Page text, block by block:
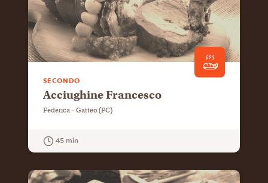
SECONDO
Acciughine Francesco
Federica – Gatteo (FC)
45 min